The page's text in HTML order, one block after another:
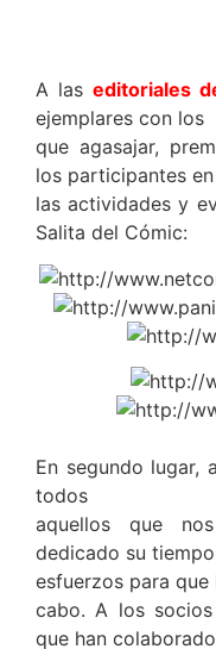
A laseditoriales
ejemplares con los
que agasajar,
los participantes en
las actividades y
Salita del Cómic:
En segundo lugar,
todos
aquellos que
dedicado su
esfuerzos para
cabo. A los
que han